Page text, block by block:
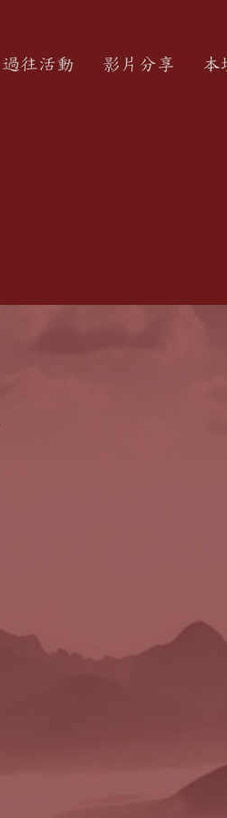
過往活動 影片分享 本